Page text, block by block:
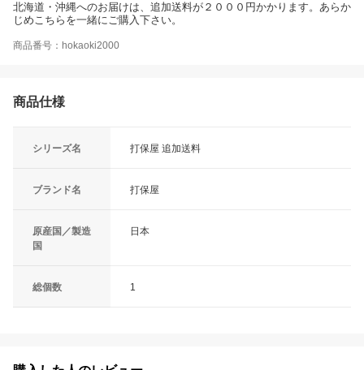
北海道・沖縄へのお届けは、追加送料が２０００円かかります。あらか
じめこちらを一緒にご購入下さい。
商品番号：hokaoki2000
商品仕様
シリーズ名 打保屋 追加送料
ブランド名 打保屋
原産国／製造
国
日本
総個数 1